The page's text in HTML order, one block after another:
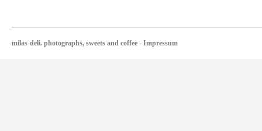
milas-deli. photographs, sweets and coffee - Impressum